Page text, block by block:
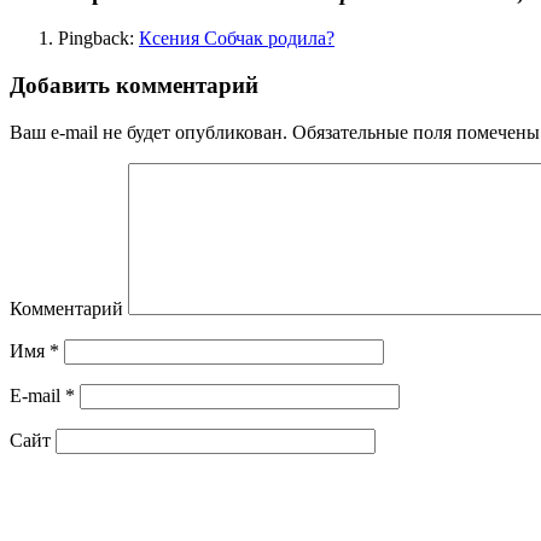
Pingback: Ксения Собчак родила?
Добавить комментарий
Ваш e-mail не будет опубликован. Обязательные поля
Комментарий
Имя *
E-mail *
Сайт